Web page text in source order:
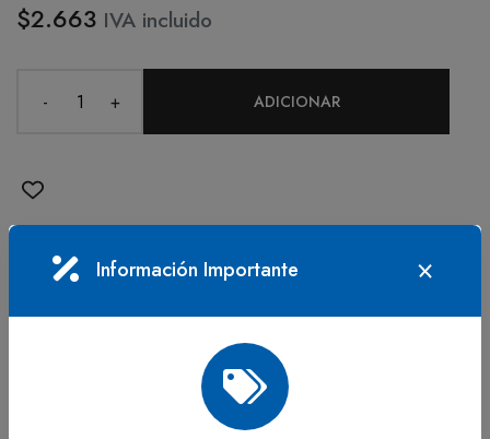
$2.663 IVA incluido
- + ADICIONAR
55932612
CATEGORÍAS: FOSFOROS Y ENCENDEDORES
RELACIONADOS
Información Importante